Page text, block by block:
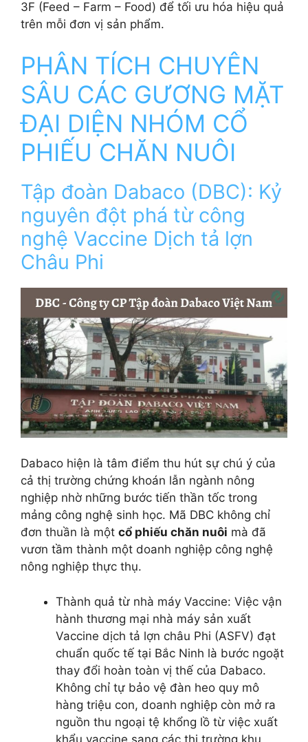
3F (Feed – Farm – Food) để tối ưu hóa hiệu quả
trên mỗi đơn vị sản phẩm.
PHÂN TÍCH CHUYÊN
SÂU CÁC GƯƠNG MẶT
ĐẠI DIỆN NHÓM CỔ
PHIẾU CHĂN NUÔI
Tập đoàn Dabaco (DBC): Kỷ
nguyên đột phá từ công
nghệ Vaccine Dịch tả lợn
Châu Phi
Dabaco hiện là tâm điểm thu hút sự chú ý của
cả thị trường chứng khoán lẫn ngành nông
nghiệp nhờ những bước tiến thần tốc trong
mảng công nghệ sinh học. Mã DBC không chỉ
đơn thuần là một cổ phiếu chăn nuôi mà đã
vươn tầm thành một doanh nghiệp công nghệ
nông nghiệp thực thụ.
Thành quả từ nhà máy Vaccine: Việc vận
hành thương mại nhà máy sản xuất
Vaccine dịch tả lợn châu Phi (ASFV) đạt
chuẩn quốc tế tại Bắc Ninh là bước ngoặt
thay đổi hoàn toàn vị thế của Dabaco.
Không chỉ tự bảo vệ đàn heo quy mô
hàng triệu con, doanh nghiệp còn mở ra
nguồn thu ngoại tệ khổng lồ từ việc xuất
khẩu vaccine sang các thị trường khu